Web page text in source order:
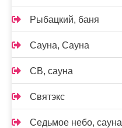
Рыбацкий, баня
Сауна, Сауна
СВ, сауна
Святэкс
Седьмое небо, сауна